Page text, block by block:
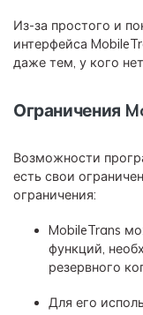
Из-за простого и
интерфейса
даже тем, у кого
Ограничения
Возможности
есть свои
ограничения:
MobileTrans
функций,
резервного
Для его